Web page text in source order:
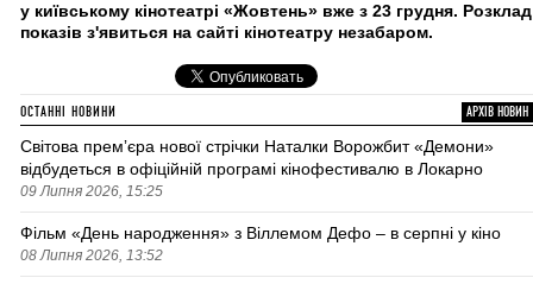
у київському кінотеатрі «Жовтень» вже з 23 грудня. Розклад
показів з'явиться на сайті кінотеатру незабаром.
ОСТАННІ НОВИНИ АРХІВ НОВИН
Світова премʼєра нової стрічки Наталки Ворожбит «Демони»
відбудеться в офіційній програмі кінофестивалю в Локарно
09 Липня 2026, 15:25
Фільм «День народження» з Віллемом Дефо – в серпні у кіно
08 Липня 2026, 13:52